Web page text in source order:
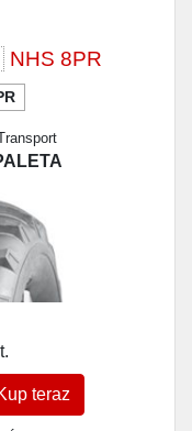
NHS 8PR
teraz